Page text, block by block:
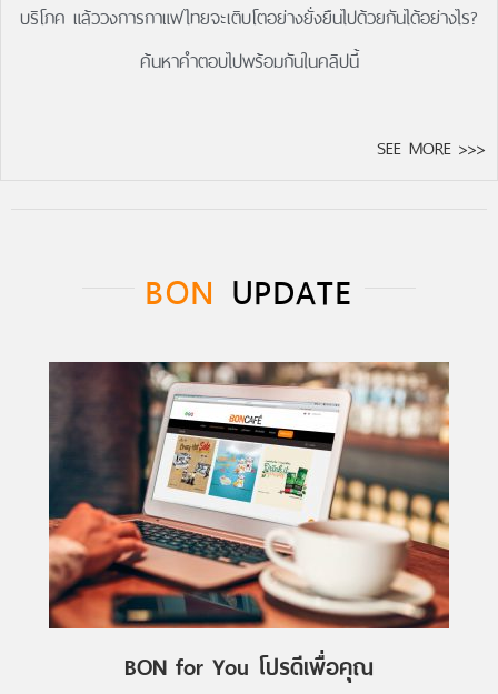
บริโภค แล้ววงการกาแฟไทยจะเติบโตอย่างยั่งยืนไปด้วยกันได้อย่างไร?
ค้นหาคำตอบไปพร้อมกันในคลิปนี้
SEE MORE >>>
BON UPDATE
BON for You โปรดีเพื่อคุณ